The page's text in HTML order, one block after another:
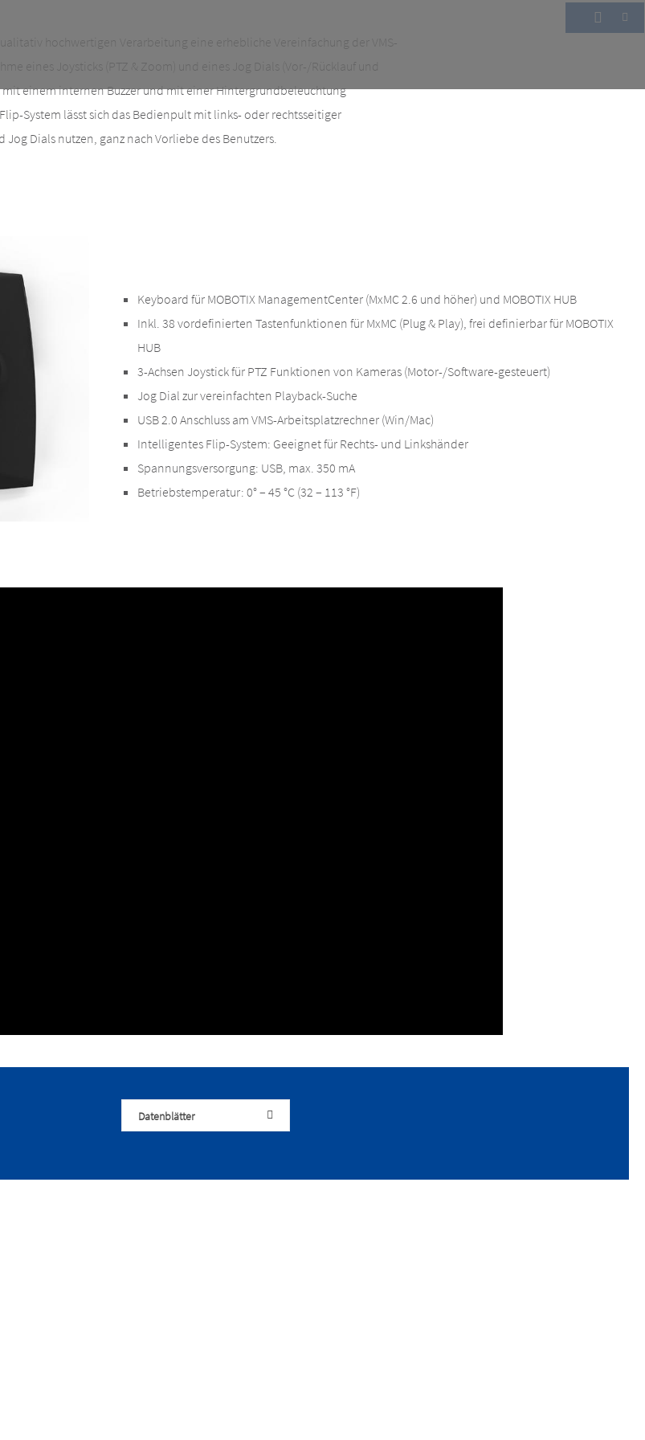
hochwertigen Verarbeitung eine erhebliche Vereinfachung der VMS-
eines Joysticks (PTZ & Zoom) und eines Jog Dials (Vor-/Rücklauf und
einem internen Buzzer und mit einer Hintergrundbeleuchtung
System lässt sich das Bedienpult mit links- oder rechtsseitiger
Jog Dials nutzen, ganz nach Vorliebe des Benutzers.
Keyboard für MOBOTIX ManagementCenter (MxMC 2.6 und höher) und MOBOTIX HUB
Inkl. 38 vordefinierten Tastenfunktionen für MxMC (Plug & Play), frei definierbar für MOBOTIX
HUB
3-Achsen Joystick für PTZ Funktionen von Kameras (Motor-/Software-gesteuert)
Jog Dial zur vereinfachten Playback-Suche
USB 2.0 Anschluss am VMS-Arbeitsplatzrechner (Win/Mac)
Intelligentes Flip-System: Geeignet für Rechts- und Linkshänder
Spannungsversorgung: USB, max. 350 mA
Betriebstemperatur: 0° – 45 °C (32 – 113 °F)
Datenblätter